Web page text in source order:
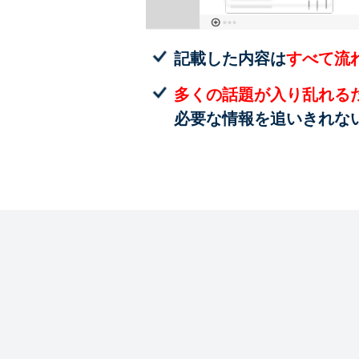
記載した内容はすべて流
多くの話題が入り乱れる
必要な情報を追いきれな